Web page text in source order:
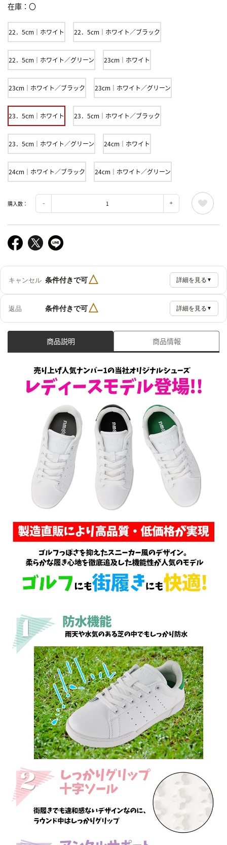
在庫 〇
22．5cm｜ホワイト 22．5cm｜ホワイト／ブラック
22．5cm｜ホワイト／グリーン 23cm｜ホワイト
23cm｜ホワイト／ブラック 23cm｜ホワイト／グリーン
23．5cm｜ホワイト 23．5cm｜ホワイト／ブラック
23．5cm｜ホワイト／グリーン 24cm｜ホワイト
24cm｜ホワイト／ブラック 24cm｜ホワイト／グリーン
購入数：
キャンセル 条件付きで可△ 詳細を見る ▼
返品 条件付きで可△ 詳細を見る ▼
商品説明 商品情報